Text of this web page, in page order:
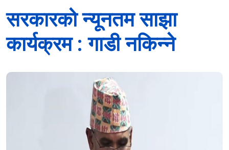
सरकारको न्यूनतम साझा
कार्यक्रम : गाडी नकिन्ने